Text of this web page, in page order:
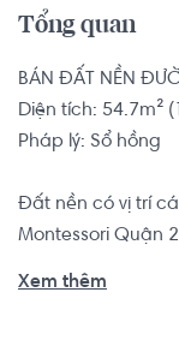
Tổng quan
BÁN ĐẤT NỀN
Diện tích: 54.7m²
Pháp lý: Sổ hồng
Đất nền có vị trí
Montessori Quận
Xem thêm